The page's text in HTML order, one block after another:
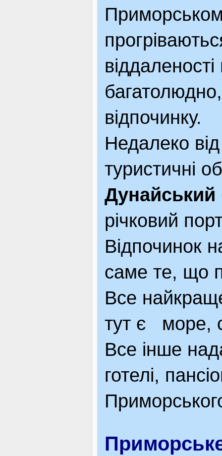
відпочинку.
Недалеко
туристичні
Дунайський
річковий
Відпочинок
саме те, що
Все
тут є море,
Все інше
готелі,